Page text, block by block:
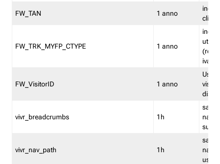
FW_TAN 1 anno
FW_TRK_MYFP_CTYPE 1 anno
iva/
FW_VisitorID 1 anno
vivr_breadcrumbs 1h
salva
su
vivr_nav_path 1h
salva